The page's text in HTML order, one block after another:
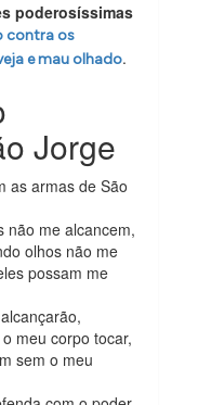
poderosíssimas
contra os
e mau olhado.
Jorge
as armas de São
não me alcancem,
olhos não me
possam me
meu corpo tocar,
sem o meu